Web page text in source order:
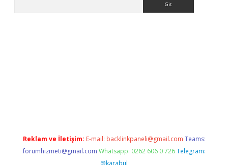
Reklam ve İletişim: E-mail: backlinkpaneli@gmail.com Teams:
forumhizmeti@gmail.com Whatsapp: 0262 606 0 726 Telegram:
@karabul